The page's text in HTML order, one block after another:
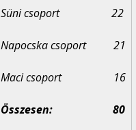
Süni csoport 22
Napocska csoport 21
Maci csoport 16
Összesen: 80